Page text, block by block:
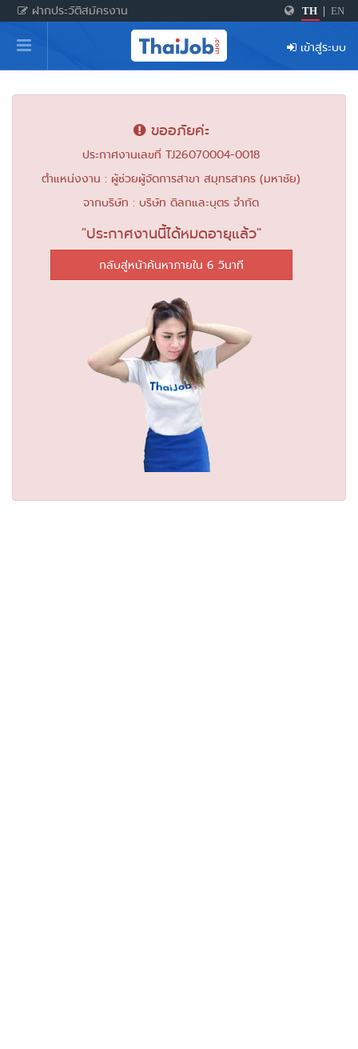
ฝากประวัติสมัครงาน TH EN
หน้าหลัก
ผู้สมัครงาน: เข้าสู่ระบบ
ฝากประวัติสมัครงาน
สำหรับผู้ประกอบการ
เข้าสู่ระบบ
ขออภัยค่ะ
ประกาศงานเลขที่ TJ26070004-0018
ตำแหน่งงาน : ผู้ช่วยผู้จัดการสาขา สมุทรสาคร (มหาชัย)
จากบริษัท : บริษัท ดิลกและบุตร จำกัด
"ประกาศงานนี้ได้หมดอายุแล้ว"
กลับสู่หน้าค้นหาภายใน 6 วินาที